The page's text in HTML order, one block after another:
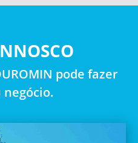
pode fazer
negócio.